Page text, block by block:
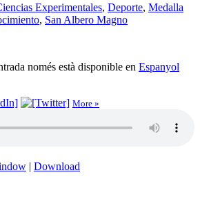
Experimentales, Deporte, Medalla
, San Albero Magno
només està disponible en Espanyol
More »
| Download